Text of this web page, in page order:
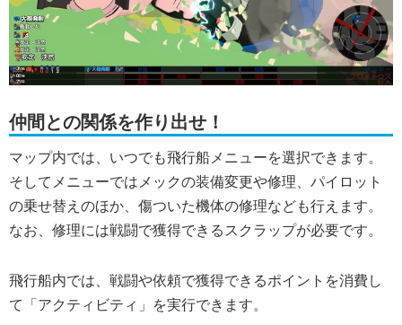
仲間との関係を作り出せ！
マップ内では、いつでも飛行船メニューを選択できます。
そしてメニューではメックの装備変更や修理、パイロット
の乗せ替えのほか、傷ついた機体の修理なども行えます。
なお、修理には戦闘で獲得できるスクラップが必要です。
飛行船内では、戦闘や依頼で獲得できるポイントを消費し
て「アクティビティ」を実行できます。